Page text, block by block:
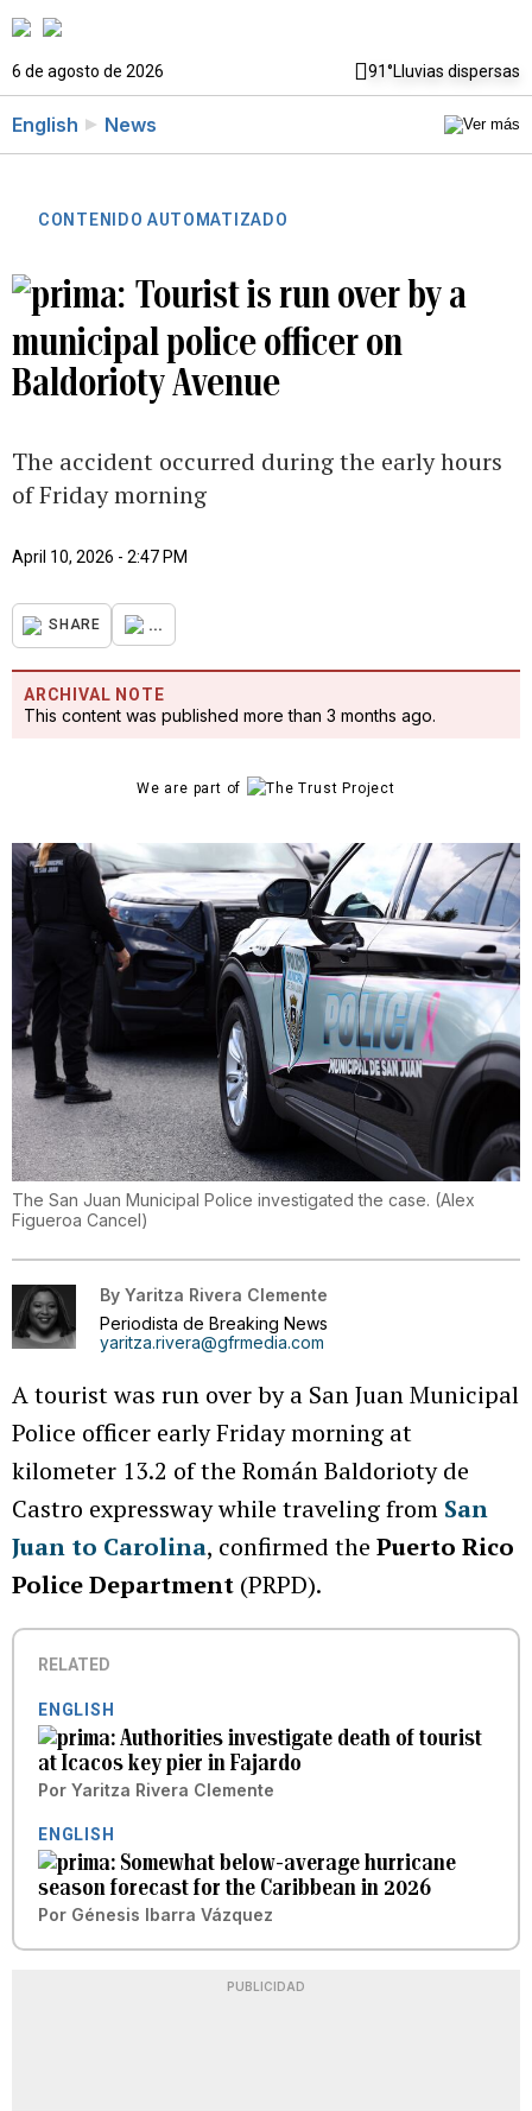
6 de agosto de 2026 91°Lluvias dispersas
English News
CONTENIDO AUTOMATIZADO
Tourist is run over by a
municipal police officer on
Baldorioty Avenue
The accident occurred during the early hours
of Friday morning
April 10, 2026 - 2:47 PM
SHARE ...
ARCHIVAL NOTE
This content was published more than 3 months ago.
We are part of
The San Juan Municipal Police investigated the case. (Alex
Figueroa Cancel)
By Yaritza Rivera Clemente
Periodista de Breaking News
yaritza.rivera@gfrmedia.com
A tourist was run over by a San Juan Municipal
Police officer early Friday morning at
kilometer 13.2 of the Román Baldorioty de
Castro expressway while traveling from San
Juan to Carolina, confirmed the Puerto Rico
Police Department (PRPD).
RELATED
ENGLISH
Authorities investigate death of tourist
at Icacos key pier in Fajardo
Por Yaritza Rivera Clemente
ENGLISH
Somewhat below-average hurricane
season forecast for the Caribbean in 2026
Por Génesis Ibarra Vázquez
PUBLICIDAD